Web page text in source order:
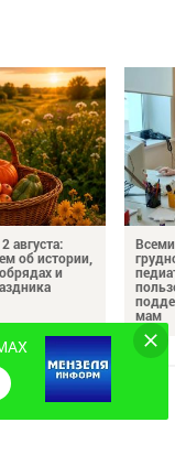
августа:
об истории,
и
пользе
мам